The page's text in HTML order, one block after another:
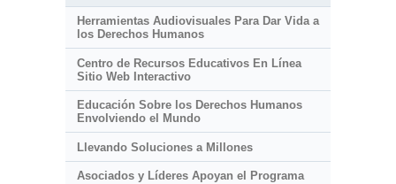
Herramientas Audiovisuales Para Dar Vida a
los Derechos Humanos
Centro de Recursos Educativos En Línea
Sitio Web Interactivo
Educación Sobre los Derechos Humanos
Envolviendo el Mundo
Llevando Soluciones a Millones
Asociados y Líderes Apoyan el Programa